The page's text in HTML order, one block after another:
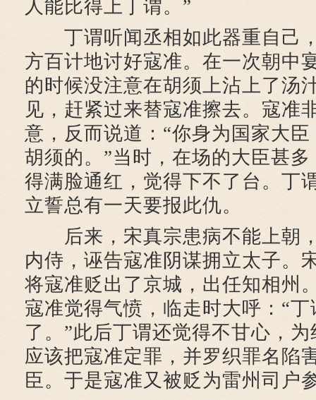
人能比得上丁谓。”
丁谓听闻丞相如此器重自己
方百计地讨好寇准。在一次朝中
的时候没注意在胡须上沾上了汤
见，赶紧过来替寇准擦去。寇准
意，反而说道：“你身为国家大
胡须的。”当时，在场的大臣甚
得满脸通红，觉得下不了台。丁
立誓总有一天要报此仇。
后来，宋真宗患病不能上朝
内侍，诬告寇准阴谋拥立太子。
将寇准贬出了京城，出任知相州
寇准觉得气愤，临走时大呼：“
了。”此后丁谓还觉得不甘心，
应该把寇准定罪，并罗织罪名陷
臣。于是寇准又被贬为雷州司户